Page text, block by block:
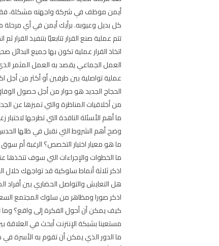
أيمن موظف في شركة واجهته مشكلة، فقام
كل بديل وعيوبه. برأيك أيمن في أي مرحلة
تتم عملية صنع القرار تتابعيًا بتنفيذ القرار ثم
اتخاذ القرار عملية تكون بها جميع البدائل
العمل الجماعي يقصد به العمل المثمر
عملية تواصلية بين طرفين أو أكثر من
الحجاج الجديد هو حوار من أجل حصول
من أخلاقيات المناظرة والتي تميزها عن
ما أهم الأسئلة الناقدة التي تطرحها
وضح أهم الشروط التي نقبل في ظلها
ما هو معيار اختيار التخصص؟ الرغبة أم
ما الخطوات والإجراءات التي سوف تتخذها
اذكر ثلاثة أنماط سلوكية قد تواجهك خلال
هل التعايش والتواصل الحضاري بين أفراد
اذكر صورا ومظاهر من سلوك المجتمع
كيف يمكن أن أحول الفكرة إلى واقع؟
مستعينا بشبكة الإنترنت أبحث في
ما الدور الذي يمكن أن تقوم به الأسرة